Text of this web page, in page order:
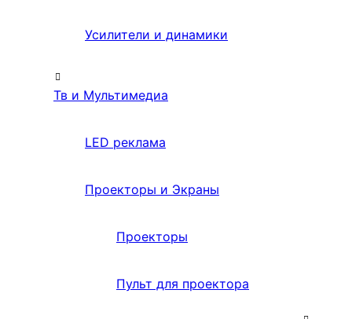
Усилители и динамики
Тв и Мультимедиа
LED реклама
Проекторы и Экраны
Проекторы
Пульт для проектора